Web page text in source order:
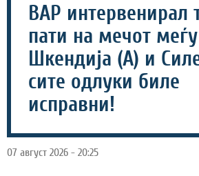
ВАР интервенирал
пати на мечот меѓу
Шкендија (А) и
сите одлуки биле
исправни!
07 август 2026 - 20:25